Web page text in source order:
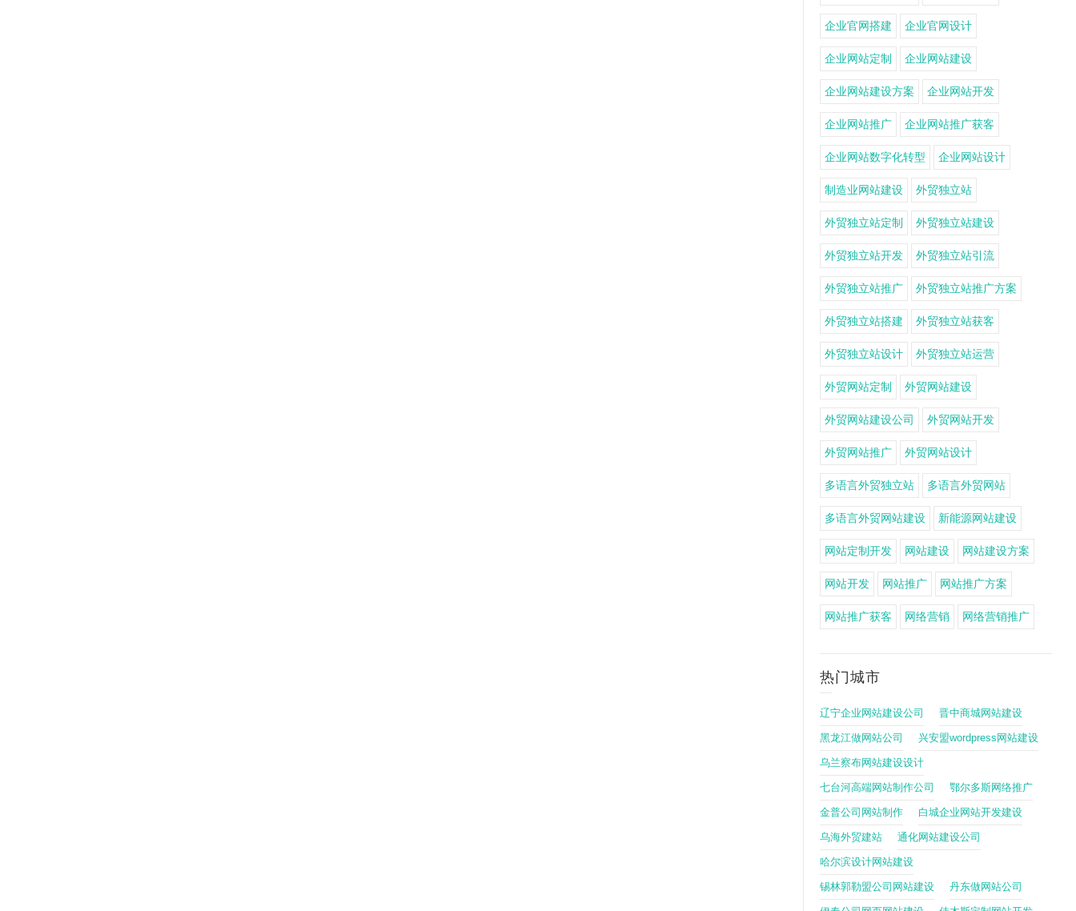
企业官网搭建 企业官网设计
企业网站定制 企业网站建设
企业网站建设方案 企业网站开发
企业网站推广 企业网站推广获客
企业网站数字化转型 企业网站设计
制造业网站建设 外贸独立站
外贸独立站定制 外贸独立站建设
外贸独立站开发 外贸独立站引流
外贸独立站推广 外贸独立站推广方案
外贸独立站搭建 外贸独立站获客
外贸独立站设计 外贸独立站运营
外贸网站定制 外贸网站建设
外贸网站建设公司 外贸网站开发
外贸网站推广 外贸网站设计
多语言外贸独立站 多语言外贸网站
多语言外贸网站建设 新能源网站建设
网站定制开发 网站建设 网站建设方案
网站开发 网站推广 网站推广方案
网站推广获客 网络营销 网络营销推广
热门城市
辽宁企业网站建设公司 晋中商城网站建设
黑龙江做网站公司 兴安盟wordpress网站建设
乌兰察布网站建设设计
七台河高端网站制作公司 鄂尔多斯网络推广
金普公司网站制作 白城企业网站开发建设
乌海外贸建站 通化网站建设公司
哈尔滨设计网站建设
锡林郭勒盟公司网站建设 丹东做网站公司